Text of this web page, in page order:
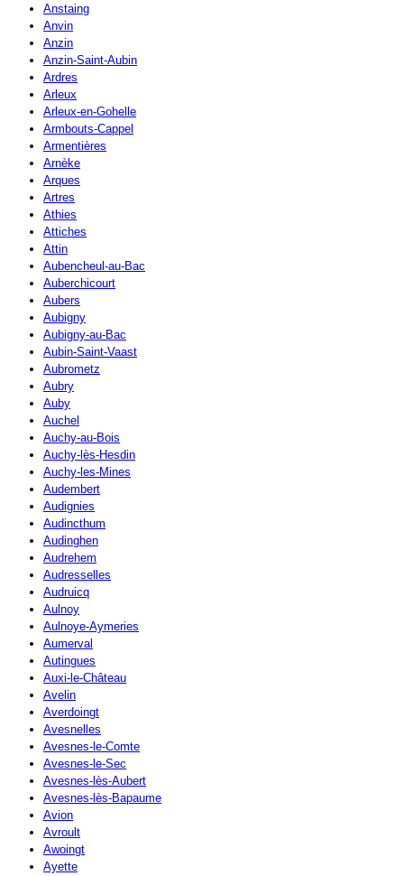
Anstaing
Anvin
Anzin
Anzin-Saint-Aubin
Ardres
Arleux
Arleux-en-Gohelle
Armbouts-Cappel
Armentières
Arnèke
Arques
Artres
Athies
Attiches
Attin
Aubencheul-au-Bac
Auberchicourt
Aubers
Aubigny
Aubigny-au-Bac
Aubin-Saint-Vaast
Aubrometz
Aubry
Auby
Auchel
Auchy-au-Bois
Auchy-lès-Hesdin
Auchy-les-Mines
Audembert
Audignies
Audincthum
Audinghen
Audrehem
Audresselles
Audruicq
Aulnoy
Aulnoye-Aymeries
Aumerval
Autingues
Auxi-le-Château
Avelin
Averdoingt
Avesnelles
Avesnes-le-Comte
Avesnes-le-Sec
Avesnes-lès-Aubert
Avesnes-lès-Bapaume
Avion
Avroult
Awoingt
Ayette